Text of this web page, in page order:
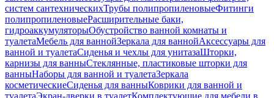
систем сантехническихТрубы полипропиленовыеФитинги
полипропиленовыеРасширительные баки,
гидроаккумуляторыОбустройство ванной комнаты и
туалетаМебель для ваннойЗеркала для ваннойАксессуары для
ванной и туалетаСиденья и чехлы для унитазаШторки,
карнизы для ванныСтеклянные, пластиковые шторки для
ванныНаборы для ванной и туалетаЗеркала
косметическиеСиденья для ванныКоврики для ванной и
туалетаЭкран-дверки в туалетКомплектующие для мебели в